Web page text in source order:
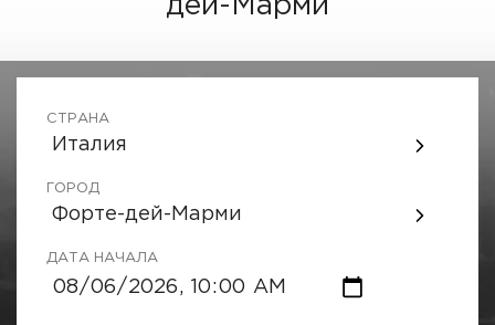
дей-Марми
СТРАНА
Италия
ГОРОД
Форте-дей-Марми
ДАТА НАЧАЛА